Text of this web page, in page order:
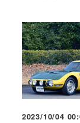
2023/10/04